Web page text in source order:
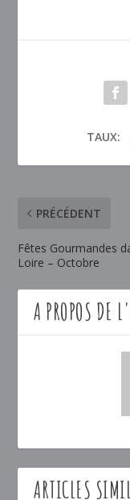
TAUX:
PRÉCÉDENT
Fêtes Gourmandes
Loire – Octobre
A PROPOS DE
ARTICLES